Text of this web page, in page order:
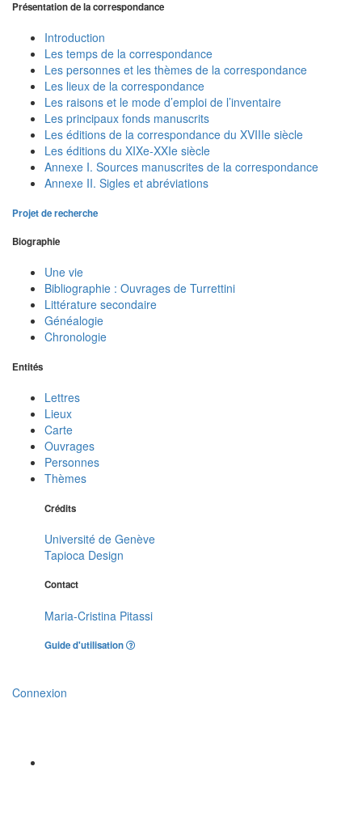
Présentation de la correspondance
Introduction
Les temps de la correspondance
Les personnes et les thèmes de la correspondance
Les lieux de la correspondance
Les raisons et le mode d’emploi de l’inventaire
Les principaux fonds manuscrits
Les éditions de la correspondance du XVIIIe siècle
Les éditions du XIXe-XXIe siècle
Annexe I. Sources manuscrites de la correspondance
Annexe II. Sigles et abréviations
Projet de recherche
Biographie
Une vie
Bibliographie : Ouvrages de Turrettini
Littérature secondaire
Généalogie
Chronologie
Entités
Lettres
Lieux
Carte
Ouvrages
Personnes
Thèmes
Crédits
Université de Genève
Tapioca Design
Contact
Maria-Cristina Pitassi
Guide d'utilisation
Connexion